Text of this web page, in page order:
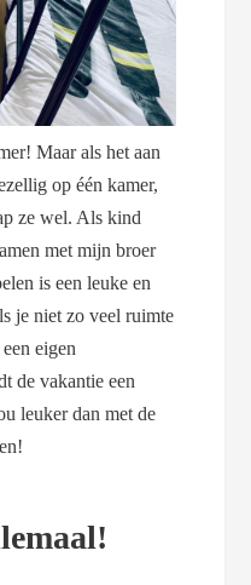
Maar als het aan
op één kamer,
ze wel. Als kind
met mijn broer
is een leuke en
je niet zo veel ruimte
eigen
de vakantie een
leuker dan met de